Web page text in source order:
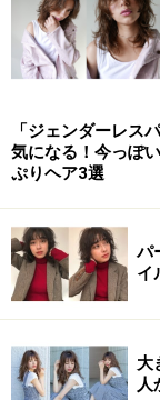
おすすめ3：ふん
bangs［バングス
髪にボリューム
エーブのスタイ
に、髪の毛は明
調し、全体的
す。
【このスタイル
髪 量：少ない～
「ジェンダーレス
気になる！今っぽ
ぷりヘア3選
パ
イ
大
人